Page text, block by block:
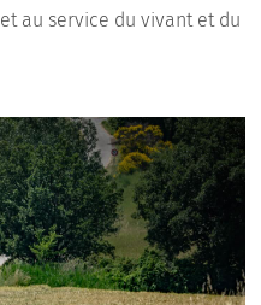
au service du vivant et du